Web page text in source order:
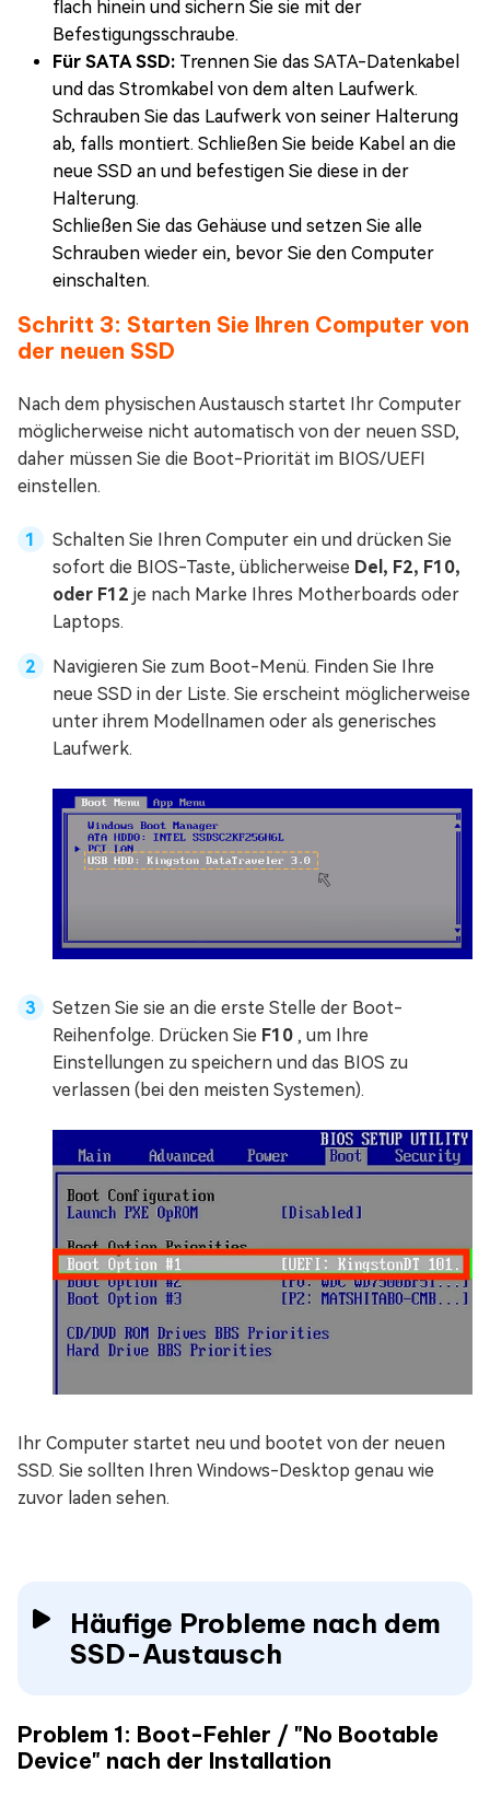
flach hinein und sichern Sie sie mit der
Befestigungsschraube.
Für SATA SSD: Trennen Sie das SATA-Datenkabel
und das Stromkabel von dem alten Laufwerk.
Schrauben Sie das Laufwerk von seiner Halterung
ab, falls montiert. Schließen Sie beide Kabel an die
neue SSD an und befestigen Sie diese in der
Halterung.
Schließen Sie das Gehäuse und setzen Sie alle
Schrauben wieder ein, bevor Sie den Computer
einschalten.
Schritt 3: Starten Sie Ihren Computer von
der neuen SSD
Nach dem physischen Austausch startet Ihr Computer
möglicherweise nicht automatisch von der neuen SSD,
daher müssen Sie die Boot-Priorität im BIOS/UEFI
einstellen.
Schalten Sie Ihren Computer ein und drücken Sie
sofort die BIOS-Taste, üblicherweise Del, F2, F10,
oder F12 je nach Marke Ihres Motherboards oder
Laptops.
Navigieren Sie zum Boot-Menü. Finden Sie Ihre
neue SSD in der Liste. Sie erscheint möglicherweise
unter ihrem Modellnamen oder als generisches
Laufwerk.
Setzen Sie sie an die erste Stelle der Boot-
Reihenfolge. Drücken Sie F10 , um Ihre
Einstellungen zu speichern und das BIOS zu
verlassen (bei den meisten Systemen).
Ihr Computer startet neu und bootet von der neuen
SSD. Sie sollten Ihren Windows-Desktop genau wie
zuvor laden sehen.
Häufige Probleme nach dem
SSD-Austausch
Problem 1: Boot-Fehler / "No Bootable
Device" nach der Installation